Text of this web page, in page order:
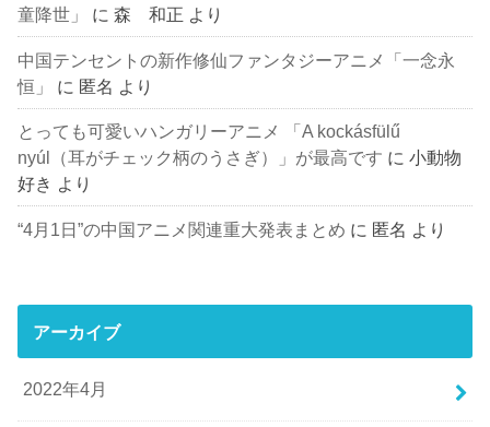
童降世」
に森 和正 より
中国テンセントの新作修仙ファンタジーアニメ「一念永
恒」
に 匿名 より
とっても可愛いハンガリーアニメ 「A kockásfülű
nyúl（耳がチェック柄のうさぎ）」が最高です に小動物
好き より
“4月1日”の中国アニメ関連重大発表まとめ に 匿名 より
アーカイブ
2022年4月